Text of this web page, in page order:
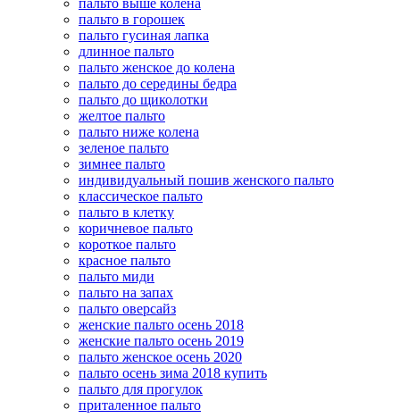
пальто выше колена
пальто в горошек
пальто гусиная лапка
длинное пальто
пальто женское до колена
пальто до середины бедра
пальто до щиколотки
желтое пальто
пальто ниже колена
зеленое пальто
зимнее пальто
индивидуальный пошив женского пальто
классическое пальто
пальто в клетку
коричневое пальто
короткое пальто
красное пальто
пальто миди
пальто на запах
пальто оверсайз
женские пальто осень 2018
женские пальто осень 2019
пальто женское осень 2020
пальто осень зима 2018 купить
пальто для прогулок
приталенное пальто